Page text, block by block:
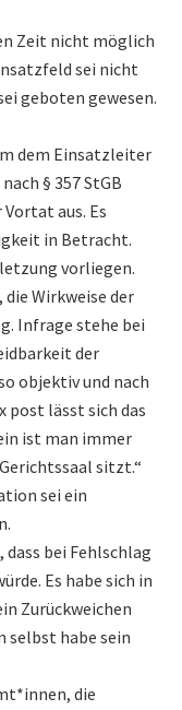
Zeit nicht möglich
sei nicht
geboten gewesen.
dem Einsatzleiter
§ 357 StGB
aus. Es
in Betracht.
vorliegen.
Wirkweise der
Infrage stehe bei
der
objektiv und nach
post lässt sich das
ist man immer
sitzt.“
sei ein
bei Fehlschlag
Es habe sich in
Zurückweichen
habe sein
die